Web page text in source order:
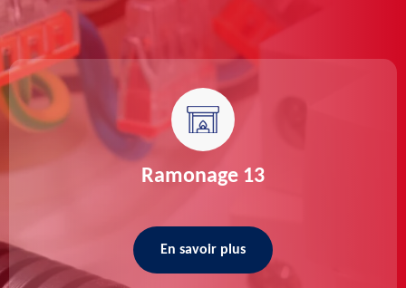
Ramonage 13
En savoir plus